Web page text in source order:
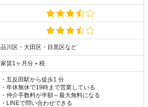
品川区・大田区・目黒区など
家賃1ヶ月分＋税
・五反田駅から徒歩1 分
・年休無休で19時まで営業している
・仲介手数料が半額～最大無料になる
・LINEで問い合わせできる